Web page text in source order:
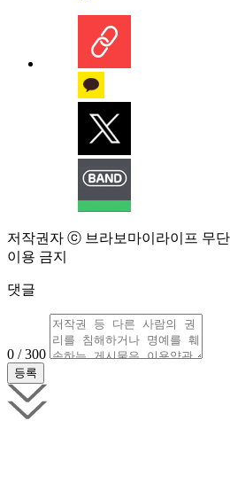
저작권자 ⓒ 브라보마이라이프 무
이용 금지
댓글
0 / 300